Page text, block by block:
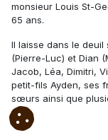
monsieur Louis St-
65 ans.
Il laisse dans le deuil
(Pierre-Luc) et Dian
Jacob, Léa, Dimitri,
petit-fils Ayden, ses
sœurs ainsi que